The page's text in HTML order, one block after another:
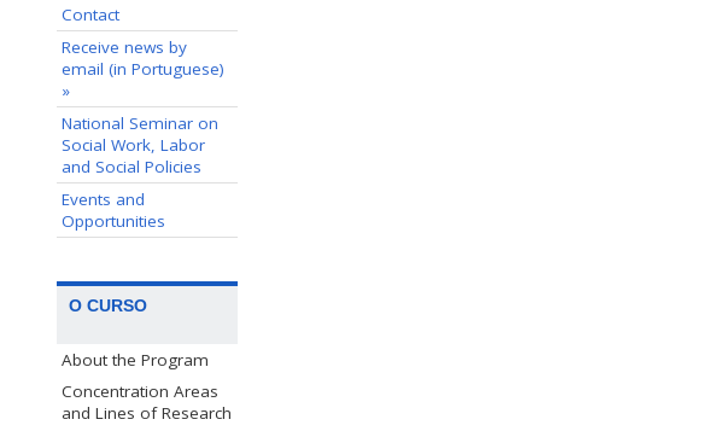
Contact
Receive news by
email (in Portuguese)
»
National Seminar on
Social Work, Labor
and Social Policies
Events and
Opportunities
O CURSO
About the Program
Concentration Areas
and Lines of Research